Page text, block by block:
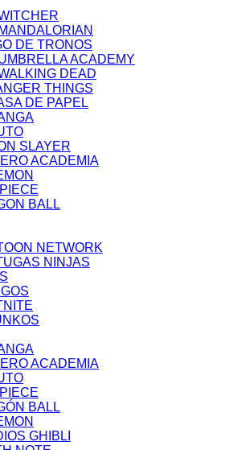
DE TRONOS
ACADEMY
DEAD
THINGS
DE PAPEL
SLAYER
ACADEMIA
BALL
NETWORK
NINJAS
ACADEMIA
BALL
GHIBLI